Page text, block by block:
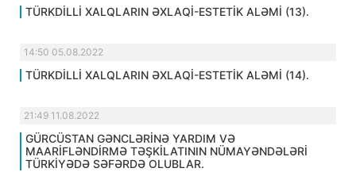
TÜRKDİLLİ XALQLARIN ƏXLAQİ-ESTETİK ALƏMİ (13).
14:50 05.08.2022
TÜRKDİLLİ XALQLARIN ƏXLAQİ-ESTETİK ALƏMİ (14).
21:49 11.08.2022
GÜRCÜSTAN GƏNCLƏRİNƏ YARDIM VƏ
MAARİFLƏNDİRMƏ TƏŞKİLATININ NÜMAYƏNDƏLƏRİ
TÜRKİYƏDƏ SƏFƏRDƏ OLUBLAR.